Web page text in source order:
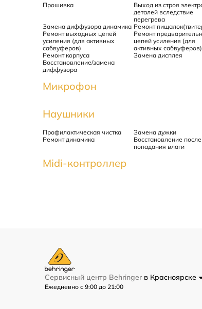
Прошивка
Выход из строя
деталей вследствие
перегрева
Замена диффузора динамика Ремонт
Ремонт выходных цепей
усиления (для активных
сабвуферов)
Ремонт
цепей усиления (для
активных сабвуферов)
Ремонт корпуса Замена дисплея
Восстановление/замена
диффузора
Микрофон
Наушники
Профилактическая чистка Замена дужки
Ремонт динамика
Восстановление после
попадания влаги
Midi-контроллер
Сервисный центр Behringer в Красноярске
Ежедневно с 9:00 до 21:00